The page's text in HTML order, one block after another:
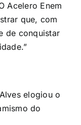
Acelero Enem
que, com
de conquistar
elogiou o
do